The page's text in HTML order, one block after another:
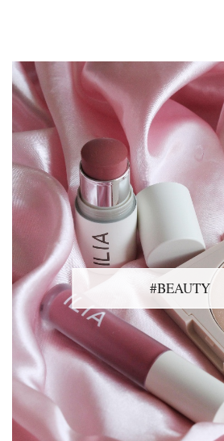
#BEAUTY